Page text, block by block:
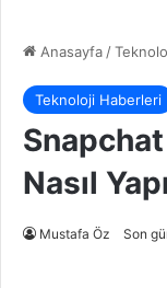
Anasayfa /
Teknoloji Haberleri
Nasıl
Mustafa Öz Son